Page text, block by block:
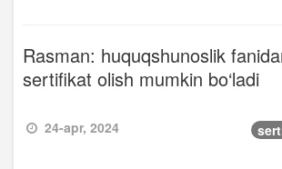
Rasman: huquqshunoslik
sertifikat olish mumkin bo‘ladi
24-apr, 2024